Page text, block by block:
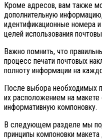
Кроме адресов, вам также
дополнительную
идентификационные номера
целей использования
Важно помнить, что
процесс печати почтовых
полноту информации на
После выбора необходимых
их расположением на
информативную компоновку.
В следующем разделе мы
принципы компоновки